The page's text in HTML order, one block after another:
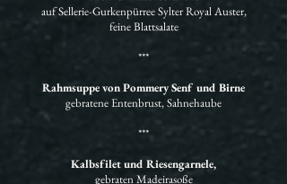
auf Sellerie-Gurkenpürree Sylter Royal Auster,
feine Blattsalate
***
Rahmsuppe von Pommery Senf und Birne
gebratene Entenbrust, Sahnehaube
***
Kalbsfilet und Riesengarnele,
gebraten Madeirasoße